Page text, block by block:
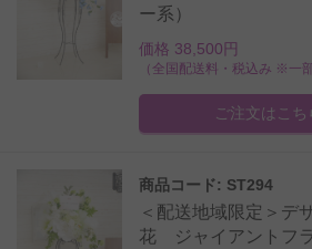
ー系）
価格 38,500円
（全国配送料・税込み ※一
ご注文はこち
商品コード: ST294
＜配送地域限定＞デ
花 ジャイアントフ